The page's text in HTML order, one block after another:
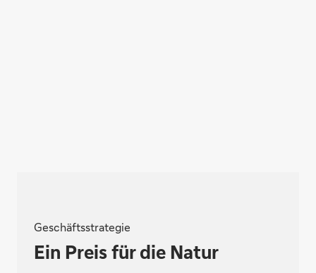
Geschäftsstrategie
Ein Preis für die Natur